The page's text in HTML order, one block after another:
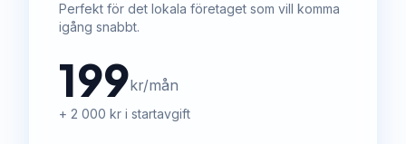
Perfekt för det lokala företaget som vill komma
igång snabbt.
199kr/mån
+ 2 000 kr i startavgift